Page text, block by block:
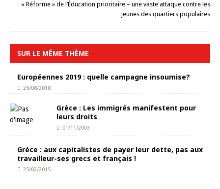
« Réforme » de l’Éducation prioritaire – une vaste attaque contre les
jeunes des quartiers populaires
SUR LE MÊME THÈME
Européennes 2019 : quelle campagne insoumise?
25/08/2018
Grèce : Les immigrés manifestent pour
leurs droits
01/11/2003
Grèce : aux capitalistes de payer leur dette, pas aux
travailleur-ses grecs et français !
25/02/2015